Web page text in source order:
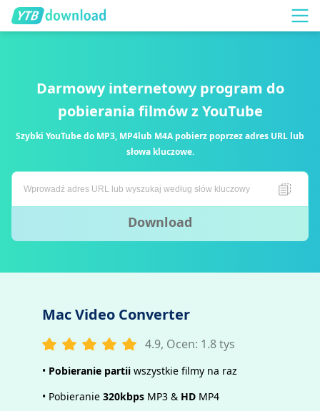
Darmowy internetowy program do
pobierania filmów z YouTube
Szybki YouTube do MP3, MP4lub M4A pobierz poprzez adres URL lub
słowa kluczowe.
Download
Mac Video Converter
4.9, Ocen: 1.8 tys
• Pobieranie partii wszystkie filmy na raz
• Pobieranie 320kbps MP3 & HD MP4